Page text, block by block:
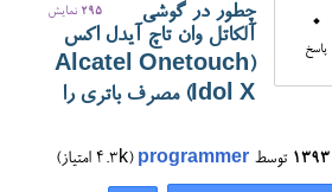
0
پاسخ
295 نمایش
چطور در گوشی
آلکاتل وان تاچ آیدل اکس
(Alcatel Onetouch
Idol X) مصرف باتری را
توسط programmer
(
4.3k امتیاز)